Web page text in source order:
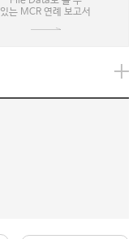
있는 MCR 연례 보고서